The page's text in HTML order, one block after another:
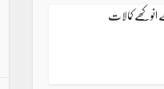
کمالات